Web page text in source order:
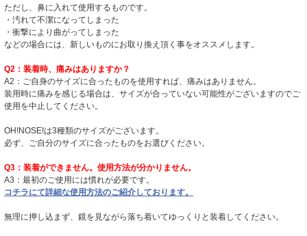
ただし、鼻に入れて使用するものです。
・汚れて不潔になってしまった
・衝撃により曲がってしまった
などの場合には、新しいものにお取り換え頂く事をオススメします。
Q2：装着時、痛みはありますか？
A2：ご自身のサイズに合ったものを使用すれば、痛みはありません。
装用時に痛みを感じる場合は、サイズが合っていない可能性がございますのでご
使用を中止してください。
OH!NOSE!は3種類のサイズがございます。
必ず、ご自分のサイズに合ったものをお選びください。
Q3：装着ができません。使用方法が分かりません。
A3：最初のご使用には慣れが必要です。
コチラにて詳細な使用方法のご紹介しております。
無理に押し込まず、鏡を見ながら落ち着いてゆっくりと装着してください。